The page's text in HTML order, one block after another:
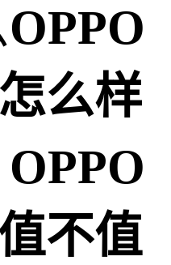
OPPO
么样
不值